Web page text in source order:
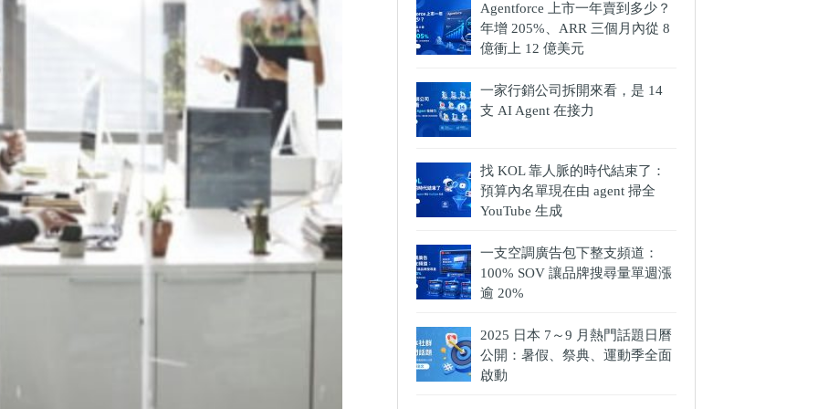
Agentforce 上市一年賣到多少？
年增 205%、ARR 三個月內從 8
億衝上 12 億美元
一家行銷公司拆開來看，是 14
支 AI Agent 在接力
找 KOL 靠人脈的時代結束了：
預算內名單現在由 agent 掃全
YouTube 生成
一支空調廣告包下整支頻道：
100% SOV 讓品牌搜尋量單週漲
逾 20%
2025 日本 7～9 月熱門話題日曆
公開：暑假、祭典、運動季全面
啟動